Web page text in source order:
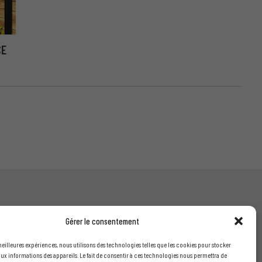
Gérer le consentement
expériences, nous utilisons des technologies telles que les cookies pour stocker
informations des appareils. Le fait de consentir à ces technologies nous permettra de
INFORMATIONS LÉGALES
Mentions légales